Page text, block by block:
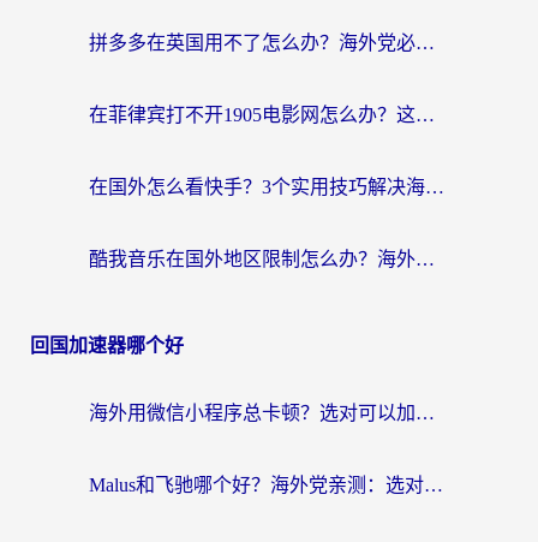
拼多多在英国用不了怎么办？海外党必看的回国加速全攻略（附B站洋码头解决方法）
在菲律宾打不开1905电影网怎么办？这份攻略帮你重拾国内影视自由
在国外怎么看快手？3个实用技巧解决海外追剧、社交、游戏难题
酷我音乐在国外地区限制怎么办？海外党亲测有效的回国加速方案
回国加速器哪个好
海外用微信小程序总卡顿？选对可以加速微信小程序的加速器就够了（含老挝可用&Mac端推荐）
Malus和飞驰哪个好？海外党亲测：选对回国加速器才能无缝刷剧玩国服